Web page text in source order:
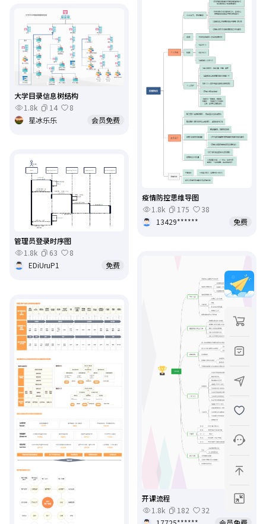
疫情防控思维导图
1.8k
175
38
13429******
免费
大学目录信息树结构
1.8k
14
8
星冰乐乐
会员免费
管理员登录时序图
1.8k
63
8
EDiUruP1
免费
开课流程
1.8k
182
32